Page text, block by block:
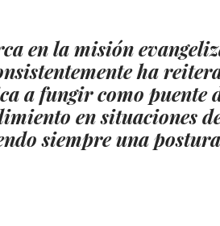
en la misión
ha
a fungir como puente
en situaciones
siempre una